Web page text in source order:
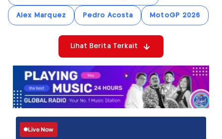
Alex Marquez Pedro Acosta MotoGP 2026
Lihat Berita Terkait
Live Now